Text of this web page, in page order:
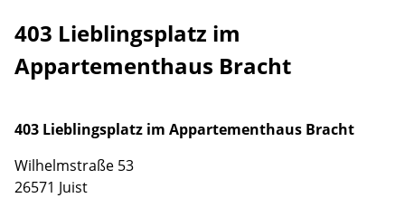
403 Lieblingsplatz im
Appartementhaus Bracht
403 Lieblingsplatz im Appartementhaus Bracht
Wilhelmstraße 53
26571 Juist